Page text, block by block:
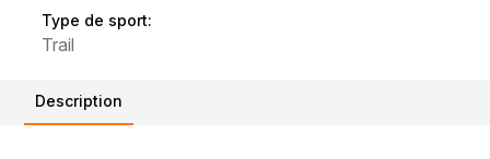
Type de sport:
Trail
Description